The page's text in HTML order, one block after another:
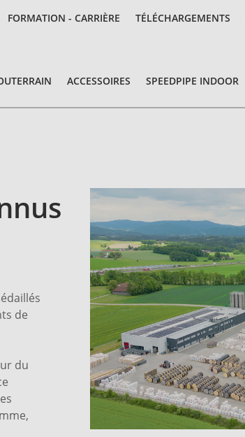
FORMATION - CARRIÈRE TÉLÉCHARGEMENTS
ACCESSOIRES SPEEDPIPE INDOOR
de
du